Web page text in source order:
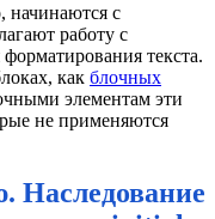
начинаются с
работу с
текста.
как блочных
элементам эти
не применяются
Наследование